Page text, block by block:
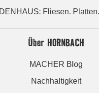
Fliesen.
Über HORNBACH
MACHER Blog
Nachhaltigkeit